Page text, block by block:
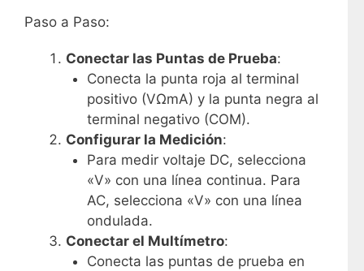
Paso a Paso:
Conectar las Puntas de Prueba:
Conecta la punta roja al terminal
positivo (VΩmA) y la punta negra al
terminal negativo (COM).
Configurar la Medición:
Para medir voltaje DC, selecciona
«V» con una línea continua. Para
AC, selecciona «V» con una línea
ondulada.
Conectar el Multímetro:
Conecta las puntas de prueba en